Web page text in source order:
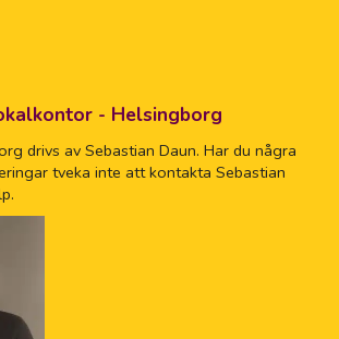
- Helsingborg
drivs av Sebastian Daun. Har du några
tveka inte att kontakta Sebastian